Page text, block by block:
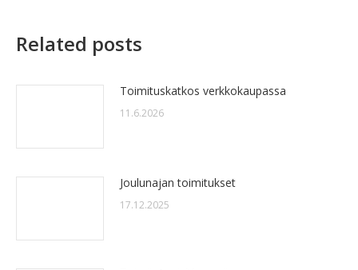
Related posts
Toimituskatkos verkkokaupassa
11.6.2026
Joulunajan toimitukset
17.12.2025